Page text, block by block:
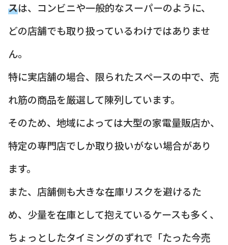
スは、コンビニや一般的なスーパーのように、
どの店舗でも取り扱っているわけではありませ
ん。
特に実店舗の場合、限られたスペースの中で、売
れ筋の商品を厳選して陳列しています。
そのため、地域によっては大型の家電量販店か、
特定の専門店でしか取り扱いがない場合があり
ます。
また、店舗側も大きな在庫リスクを避けるた
め、少量を在庫として抱えているケースも多く、
ちょっとしたタイミングのずれで「たった今売